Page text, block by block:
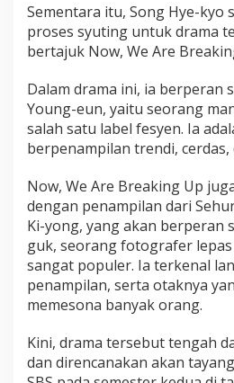
Sementara itu, Song Hye-kyo
proses syuting untuk drama
bertajuk Now, We Are
Dalam drama ini, ia berperan
Young-eun, yaitu seorang
salah satu label fesyen. Ia
berpenampilan trendi,
Now, We Are Breaking Up
dengan penampilan dari
Ki-yong, yang akan berperan
guk, seorang fotografer lepas
sangat populer. Ia terkenal
penampilan, serta otaknya
memesona banyak orang.
Kini, drama tersebut tengah
dan direncanakan akan